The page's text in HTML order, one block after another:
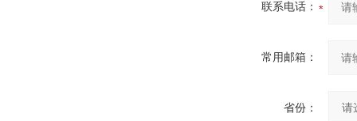
联系电话：
常用邮箱：
省份：